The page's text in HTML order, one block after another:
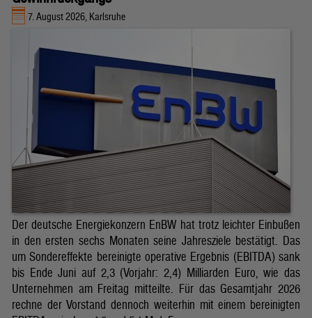
7. August 2026, Karlsruhe
Der deutsche Energiekonzern EnBW hat trotz leichter Einbußen
in den ersten sechs Monaten seine Jahresziele bestätigt. Das
um Sondereffekte bereinigte operative Ergebnis (EBITDA) sank
bis Ende Juni auf 2,3 (Vorjahr: 2,4) Milliarden Euro, wie das
Unternehmen am Freitag mitteilte. Für das Gesamtjahr 2026
rechne der Vorstand dennoch weiterhin mit einem bereinigten